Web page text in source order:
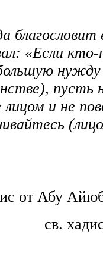
благословит
«Если кто-
пусть
и не
от Абу
св.